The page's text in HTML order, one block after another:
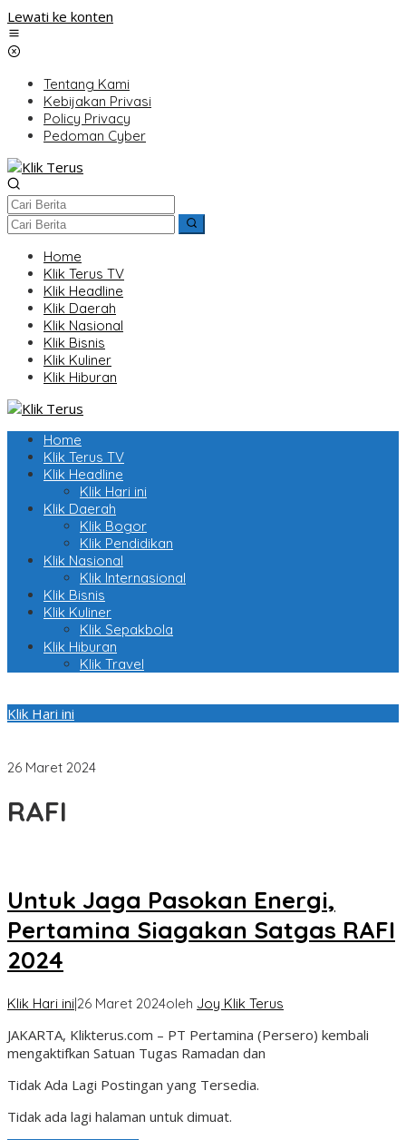
Lewati ke konten
Tentang Kami
Kebijakan Privasi
Policy Privacy
Pedoman Cyber
Home
Klik Terus TV
Klik Headline
Klik Daerah
Klik Nasional
Klik Bisnis
Klik Kuliner
Klik Hiburan
Home
Klik Terus TV
Klik Headline
Klik Hari ini
Klik Daerah
Klik Bogor
Klik Pendidikan
Klik Nasional
Klik Internasional
Klik Bisnis
Klik Kuliner
Klik Sepakbola
Klik Hiburan
Klik Travel
Klik Hari ini
26 Maret 2024
RAFI
Untuk Jaga Pasokan Energi,
Pertamina Siagakan Satgas RAFI
2024
Klik Hari ini|26 Maret 2024oleh Joy Klik Terus
JAKARTA, Klikterus.com – PT Pertamina (Persero) kembali
mengaktifkan Satuan Tugas Ramadan dan
Tidak Ada Lagi Postingan yang Tersedia.
Tidak ada lagi halaman untuk dimuat.